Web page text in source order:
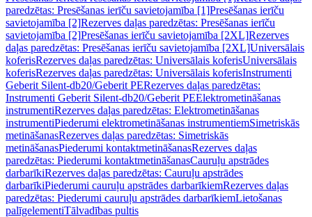
paredzētas: Presēšanas ierīču savietojamība [1]Presēšanas ierīču
savietojamība [2]Rezerves daļas paredzētas: Presēšanas ierīču
savietojamība [2]Presēšanas ierīču savietojamība [2XL]Rezerves
daļas paredzētas: Presēšanas ierīču savietojamība [2XL]Universālais
koferisRezerves daļas paredzētas: Universālais koferisUniversālais
koferisRezerves daļas paredzētas: Universālais koferisInstrumenti
Geberit Silent-db20/Geberit PERezerves daļas paredzētas:
Instrumenti Geberit Silent-db20/Geberit PEElektrometināšanas
instrumentiRezerves daļas paredzētas: Elektrometināšanas
instrumentiPiederumi elektrometināšanas instrumentiemSimetriskās
metināšanasRezerves daļas paredzētas: Simetriskās
metināšanasPiederumi kontaktmetināšanasRezerves daļas
paredzētas: Piederumi kontaktmetināšanasCauruļu apstrādes
darbarīkiRezerves daļas paredzētas: Cauruļu apstrādes
darbarīkiPiederumi cauruļu apstrādes darbarīkiemRezerves daļas
paredzētas: Piederumi cauruļu apstrādes darbarīkiemLietošanas
palīgelementiTālvadības pultis